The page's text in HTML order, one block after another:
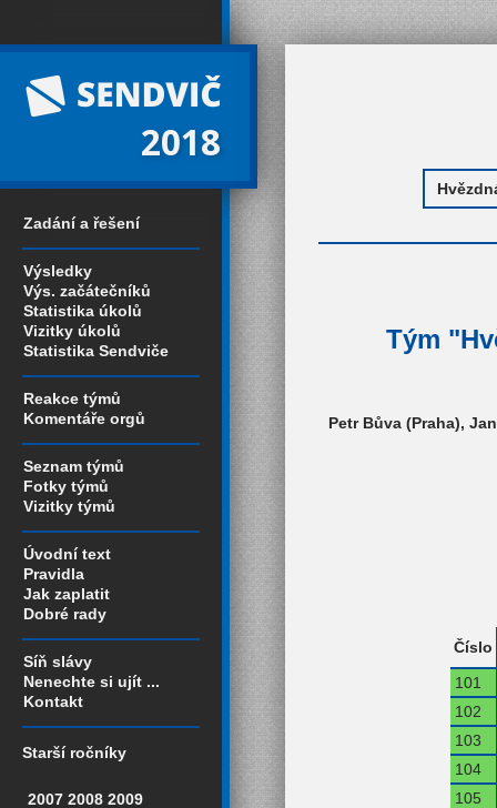
2018
Zadání a řešení
Výsledky
Výs. začátečníků
Statistika úkolů
Vizitky úkolů
Statistika Sendviče
Reakce týmů
Komentáře orgů
Seznam týmů
Fotky týmů
Vizitky týmů
Úvodní text
Pravidla
Jak zaplatit
Dobré rady
Síň slávy
Nenechte si ujít ...
Kontakt
Starší ročníky
2007 2008 2009
Tým
Petr Bůva (Praha),
Číslo
101
102
103
104
105